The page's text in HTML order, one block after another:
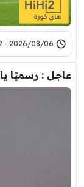
2026/08/06 - 22:22
عاجل : رسميًا